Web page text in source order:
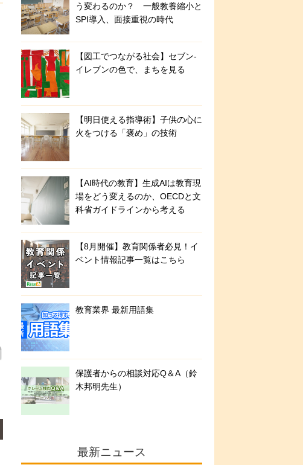
う変わるのか？ 一般教養縮小と
SPI導入、面接重視の時代
【図工でつながる社会】セブン‐
イレブンの色で、まちを見る
【明日使える指導術】子供の心に
火をつける「褒め」の技術
【AI時代の教育】生成AIは教育現
場をどう変えるのか、OECDと文
科省ガイドラインから考える
【8月開催】教育関係者必見！イ
ベント情報記事一覧はこちら
教育業界 最新用語集
保護者からの相談対応Q＆A（鈴
木邦明先生）
最新ニュース